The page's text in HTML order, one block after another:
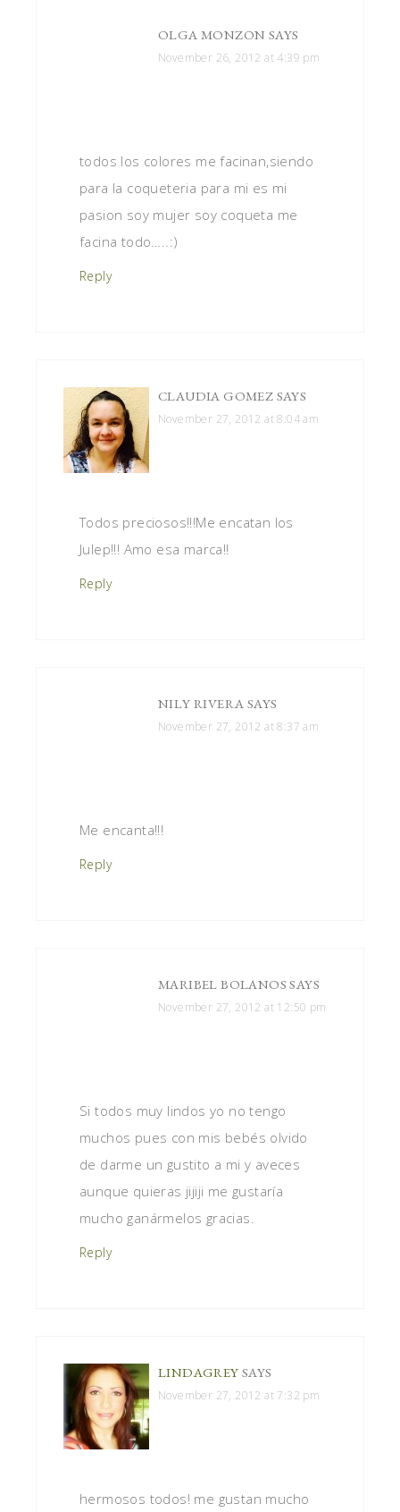
OLGA MONZON SAYS
November 26, 2012 at 4:39 pm
todos los colores me facinan,siendo
para la coqueteria para mi es mi
pasion soy mujer soy coqueta me
facina todo…..:)
Reply
CLAUDIA GOMEZ SAYS
November 27, 2012 at 8:04 am
Todos preciosos!!!Me encatan los
Julep!!! Amo esa marca!!
Reply
NILY RIVERA SAYS
November 27, 2012 at 8:37 am
Me encanta!!!
Reply
MARIBEL BOLANOS SAYS
November 27, 2012 at 12:50 pm
Si todos muy lindos yo no tengo
muchos pues con mis bebés olvido
de darme un gustito a mi y aveces
aunque quieras jijiji me gustaría
mucho ganármelos gracias.
Reply
LINDAGREY SAYS
November 27, 2012 at 7:32 pm
hermosos todos! me gustan mucho